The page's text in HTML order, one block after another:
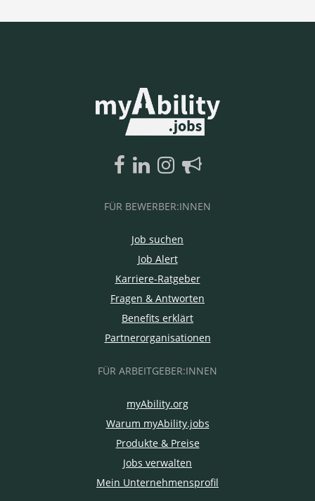
FÜR BEWERBER:INNEN
Job suchen
Job Alert
Karriere-Ratgeber
Fragen & Antworten
Benefits erklärt
Partnerorganisationen
FÜR ARBEITGEBER:INNEN
myAbility.org
Warum myAbility.jobs
Produkte & Preise
Jobs verwalten
Mein Unternehmensprofil